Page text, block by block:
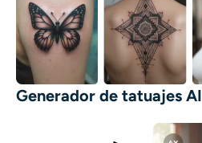
Generador de tatuajes AI